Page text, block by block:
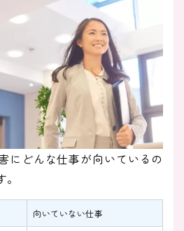
にどんな仕事が向いているの
向いていない仕事